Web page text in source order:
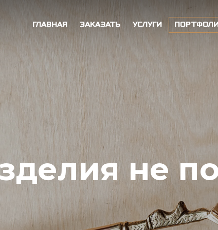
ГЛАВНАЯ ЗАКАЗАТЬ УСЛУГИ
не